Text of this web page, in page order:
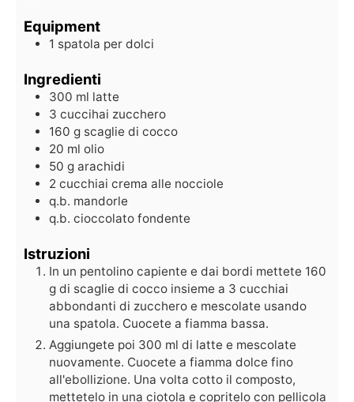
Equipment
1 spatola per dolci
Ingredienti
300 ml latte
3 cuccihai zucchero
160 g scaglie di cocco
20 ml olio
50 g arachidi
2 cucchiai crema alle nocciole
q.b. mandorle
q.b. cioccolato fondente
Istruzioni
In un pentolino capiente e dai bordi mettete 160
g di scaglie di cocco insieme a 3 cucchiai
abbondanti di zucchero e mescolate usando
una spatola. Cuocete a fiamma bassa.
Aggiungete poi 300 ml di latte e mescolate
nuovamente. Cuocete a fiamma dolce fino
all'ebollizione. Una volta cotto il composto,
mettetelo in una ciotola e copritelo con pellicola